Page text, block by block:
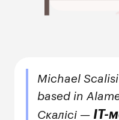
Michael
based in
Скалісі — IT-